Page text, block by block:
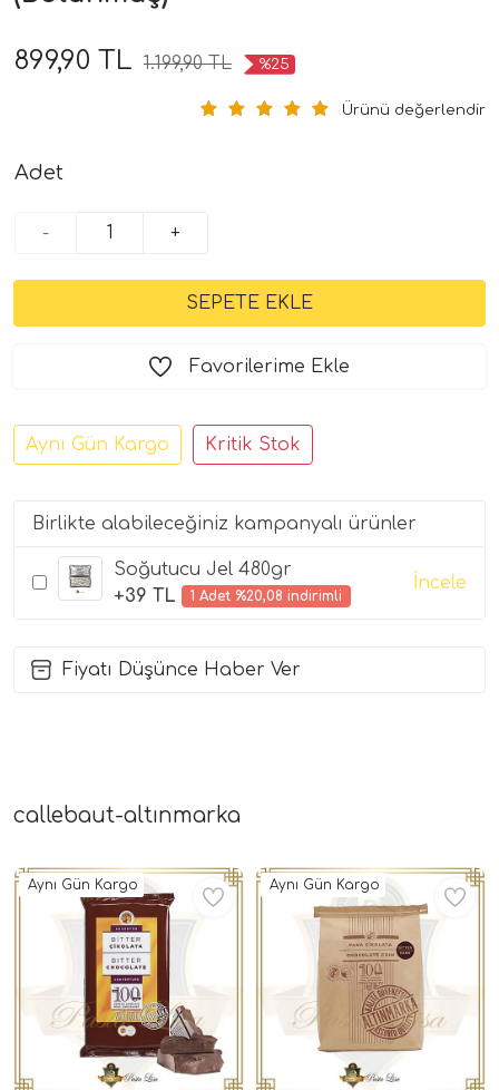
899,90 TL 1.199,90 TL %25
Ürünü değerlendir
Adet
- +
Favorilerime Ekle
Aynı Gün Kargo Kritik Stok
Birlikte alabileceğiniz kampanyalı ürünler
Soğutucu Jel 480gr
+39 TL
1 Adet %20,08 indirimli
İncele
Fiyatı Düşünce Haber Ver
callebaut-altınmarka
Aynı Gün Kargo Aynı Gün Kargo